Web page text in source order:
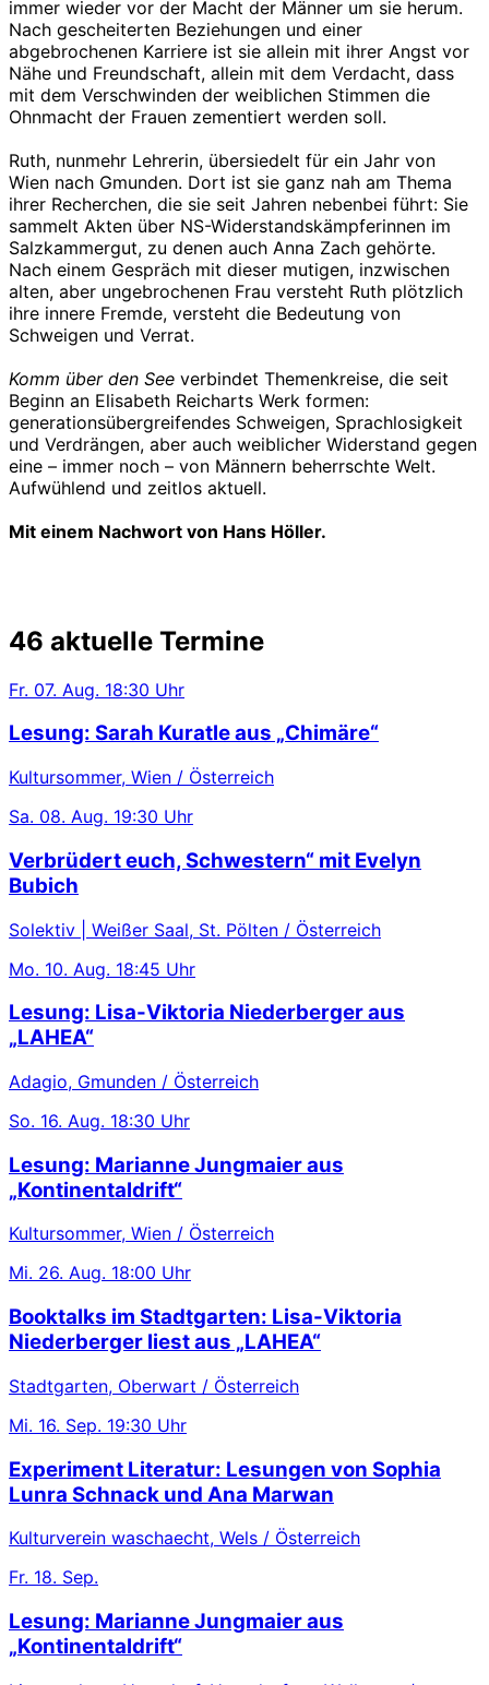
immer wieder vor der Macht der Männer um sie herum.
Nach gescheiterten Beziehungen und einer
abgebrochenen Karriere ist sie allein mit ihrer Angst vor
Nähe und Freundschaft, allein mit dem Verdacht, dass
mit dem Verschwinden der weiblichen Stimmen die
Ohnmacht der Frauen zementiert werden soll.
Ruth, nunmehr Lehrerin, übersiedelt für ein Jahr von
Wien nach Gmunden. Dort ist sie ganz nah am Thema
ihrer Recherchen, die sie seit Jahren nebenbei führt: Sie
sammelt Akten über NS-Widerstandskämpferinnen im
Salzkammergut, zu denen auch Anna Zach gehörte.
Nach einem Gespräch mit dieser mutigen, inzwischen
alten, aber ungebrochenen Frau versteht Ruth plötzlich
ihre innere Fremde, versteht die Bedeutung von
Schweigen und Verrat.
Komm über den See verbindet Themenkreise, die seit
Beginn an Elisabeth Reicharts Werk formen:
generationsübergreifendes Schweigen, Sprachlosigkeit
und Verdrängen, aber auch weiblicher Widerstand gegen
eine – immer noch – von Männern beherrschte Welt.
Aufwühlend und zeitlos aktuell.
Mit einem Nachwort von Hans Höller.
46 aktuelle Termine
Fr. 07. Aug. 18:30 Uhr
Lesung: Sarah Kuratle aus „Chimäre“
Kultursommer, Wien / Österreich
Sa. 08. Aug. 19:30 Uhr
Verbrüdert euch, Schwestern“ mit Evelyn
Bubich
Solektiv | Weißer Saal, St. Pölten / Österreich
Mo. 10. Aug. 18:45 Uhr
Lesung: Lisa-Viktoria Niederberger aus
„LAHEA“
Adagio, Gmunden / Österreich
So. 16. Aug. 18:30 Uhr
Lesung: Marianne Jungmaier aus
„Kontinentaldrift“
Kultursommer, Wien / Österreich
Mi. 26. Aug. 18:00 Uhr
Booktalks im Stadtgarten: Lisa-Viktoria
Niederberger liest aus „LAHEA“
Stadtgarten, Oberwart / Österreich
Mi. 16. Sep. 19:30 Uhr
Experiment Literatur: Lesungen von Sophia
Lunra Schnack und Ana Marwan
Kulturverein waschaecht, Wels / Österreich
Fr. 18. Sep.
Lesung: Marianne Jungmaier aus
„Kontinentaldrift“